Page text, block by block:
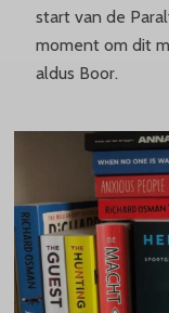
start van de
moment om dit
aldus Boor.